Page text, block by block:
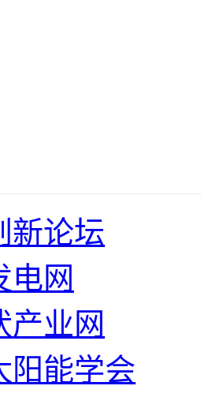
新论坛
电网
产业网
阳能学会